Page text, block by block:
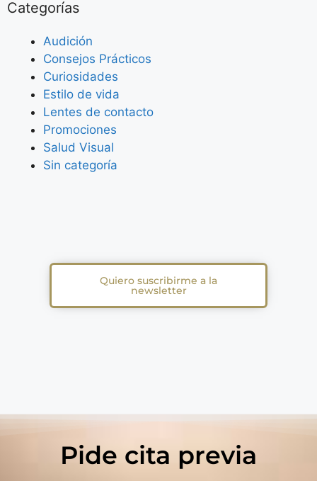
Categorías
Audición
Consejos Prácticos
Curiosidades
Estilo de vida
Lentes de contacto
Promociones
Salud Visual
Sin categoría
Quiero suscribirme a la
newsletter
Pide cita previa